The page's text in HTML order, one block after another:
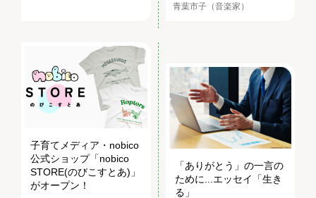
青葉市子（音楽家）
子育てメディア・nobico
公式ショップ「nobico
STORE(のびこすとあ)」
がオープン！
「ありがとう」の一言の
ために...エッセイ「生き
る」